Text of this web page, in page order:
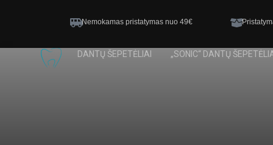
Nemokamas pristatymas nuo 49€
DANTŲ ŠEPETĖLIAI „SONIC“ DANTŲ